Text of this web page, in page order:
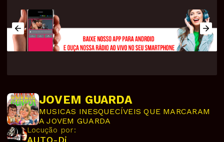
JOVEM GUARDA
MUSICAS INESQUECÍVEIS QUE MARCARAM
A JOVEM GUARDA
Locução por: